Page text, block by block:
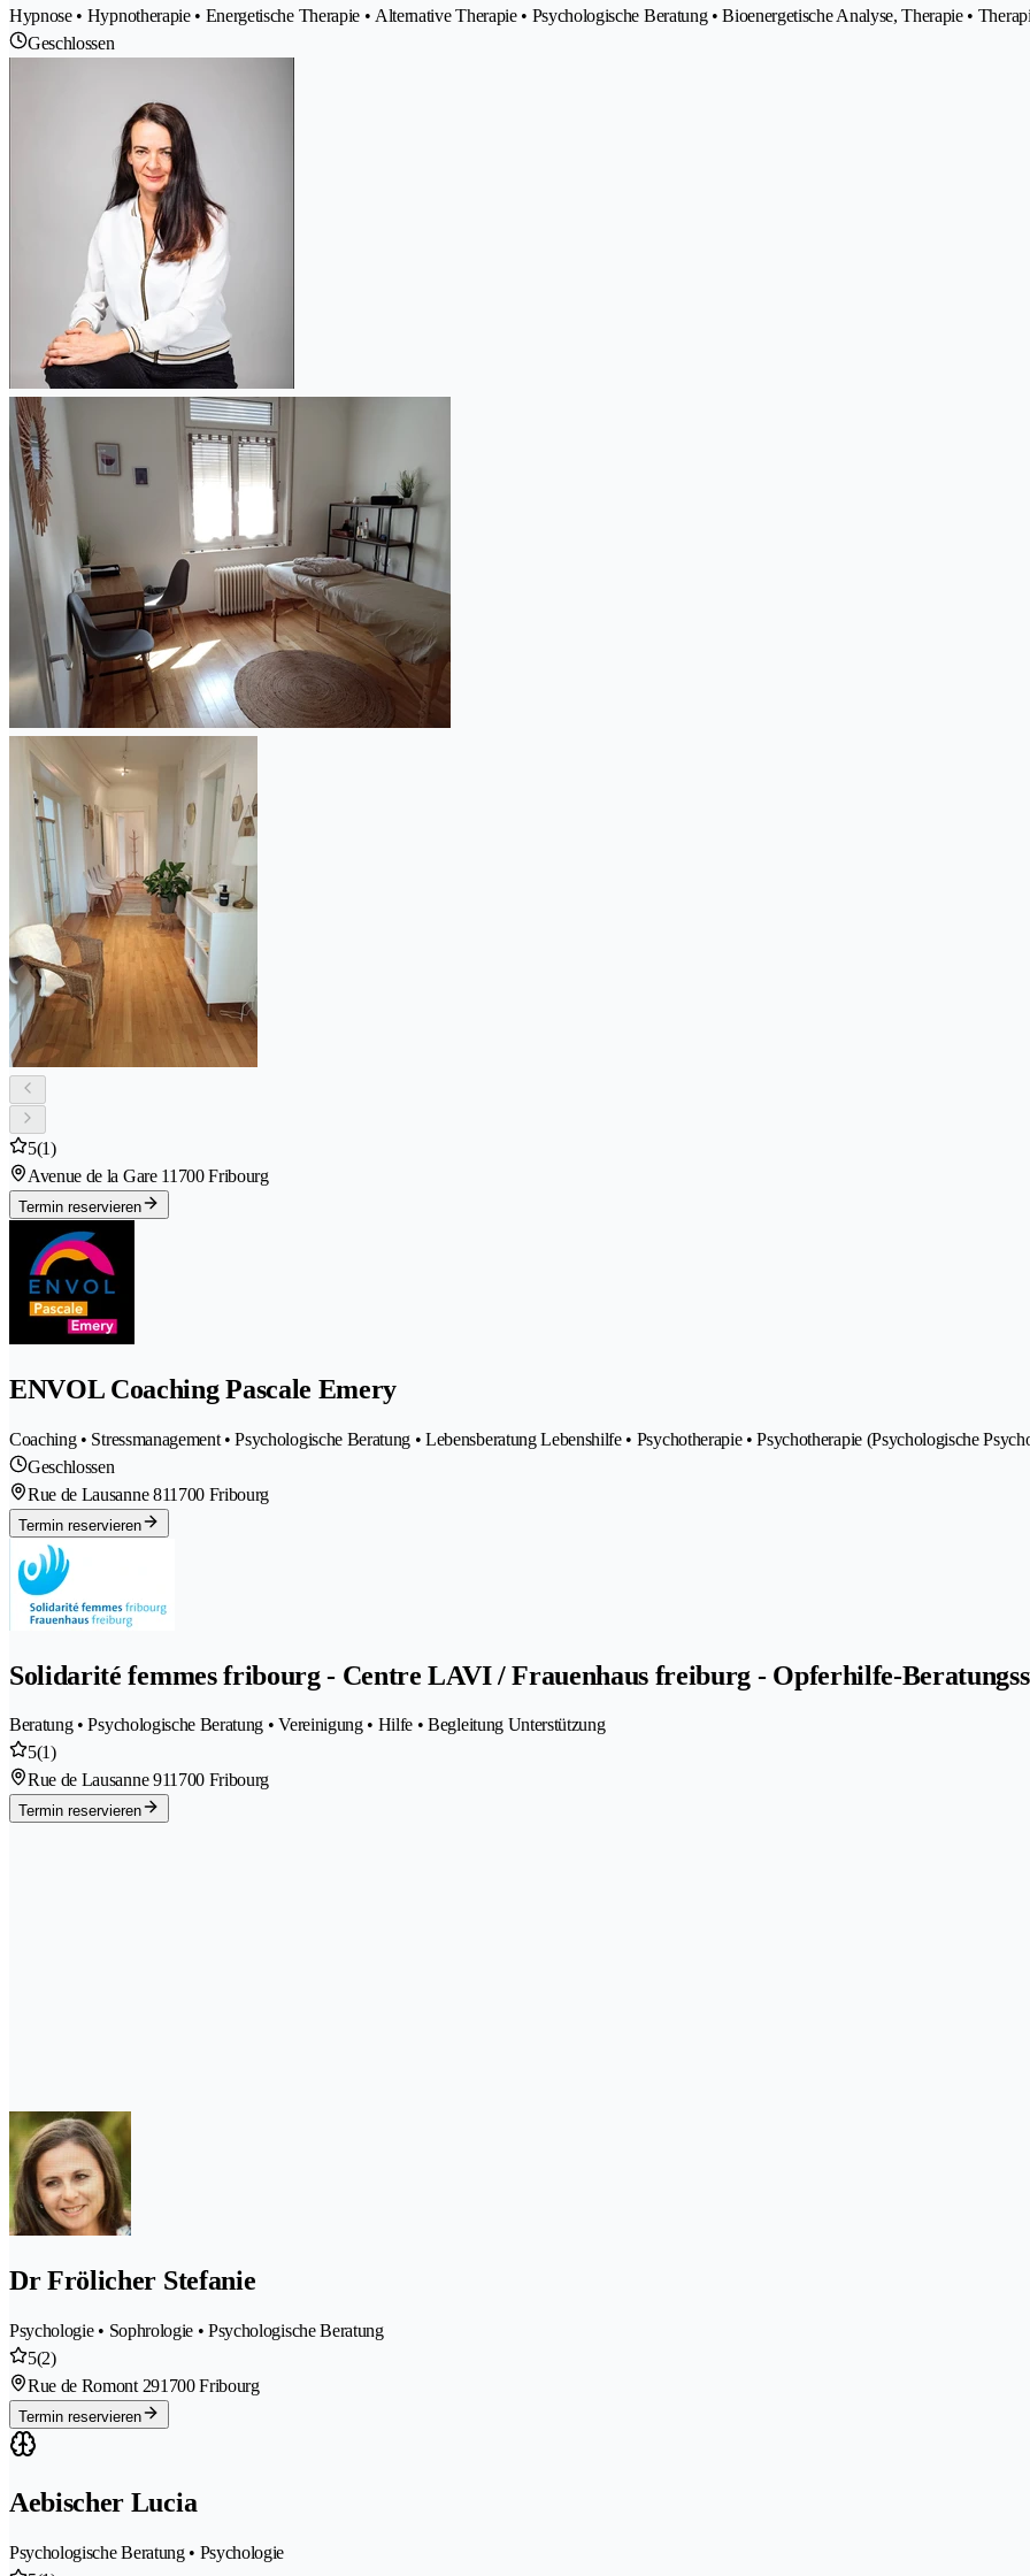
Hypnose • Hypnotherapie • Energetische Therapie • Alternative Therapie • Psychologische Beratung • Bioenergetische Analyse, Therapie •
Geschlossen
5(1)
Avenue de la Gare 11700 Fribourg
Termin reservieren
ENVOL Coaching Pascale Emery
Coaching • Stressmanagement • Psychologische Beratung • Lebensberatung Lebenshilfe • Psychotherapie • Psychotherapie (Psychologische
Geschlossen
Rue de Lausanne 811700 Fribourg
Termin reservieren
Solidarité femmes fribourg - Centre LAVI / Frauenhaus freiburg - Opferhilfe-
Beratung • Psychologische Beratung • Vereinigung • Hilfe • Begleitung Unterstützung
5(1)
Rue de Lausanne 911700 Fribourg
Termin reservieren
Dr Frölicher Stefanie
Psychologie • Sophrologie • Psychologische Beratung
5(2)
Rue de Romont 291700 Fribourg
Termin reservieren
Aebischer Lucia
Psychologische Beratung • Psychologie